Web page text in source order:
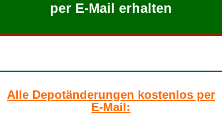
per E-Mail erhalten
Alle Depotänderungen kostenlos per
E-Mail: